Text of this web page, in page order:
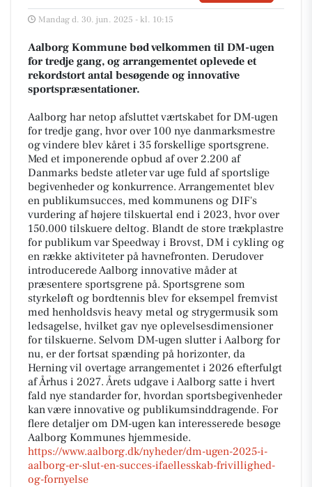
Mandag d. 30. jun. 2025 - kl. 10:15
Aalborg Kommune bød velkommen til DM-ugen
for tredje gang, og arrangementet oplevede et
rekordstort antal besøgende og innovative
sportspræsentationer.
Aalborg har netop afsluttet værtskabet for DM-ugen
for tredje gang, hvor over 100 nye danmarksmestre
og vindere blev kåret i 35 forskellige sportsgrene.
Med et imponerende opbud af over 2.200 af
Danmarks bedste atleter var uge fuld af sportslige
begivenheder og konkurrence. Arrangementet blev
en publikumsucces, med kommunens og DIF's
vurdering af højere tilskuertal end i 2023, hvor over
150.000 tilskuere deltog. Blandt de store trækplastre
for publikum var Speedway i Brovst, DM i cykling og
en række aktiviteter på havnefronten. Derudover
introducerede Aalborg innovative måder at
præsentere sportsgrene på. Sportsgrene som
styrkeløft og bordtennis blev for eksempel fremvist
med henholdsvis heavy metal og strygermusik som
ledsagelse, hvilket gav nye oplevelsesdimensioner
for tilskuerne. Selvom DM-ugen slutter i Aalborg for
nu, er der fortsat spænding på horizonter, da
Herning vil overtage arrangementet i 2026 efterfulgt
af Århus i 2027. Årets udgave i Aalborg satte i hvert
fald nye standarder for, hvordan sportsbegivenheder
kan være innovative og publikumsinddragende. For
flere detaljer om DM-ugen kan interesserede besøge
Aalborg Kommunes hjemmeside.
https://www.aalborg.dk/nyheder/dm-ugen-2025-i-
aalborg-er-slut-en-succes-ifaellesskab-frivillighed-
og-fornyelse